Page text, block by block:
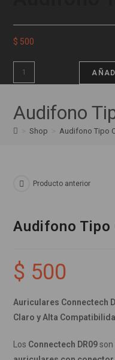
$ 500
Audifono
Shop Audifono Tipo
Producto anterior
Audifono Tipo
$ 500
Auriculares Connectech
Claro y Alta
Los Connectech DR09son